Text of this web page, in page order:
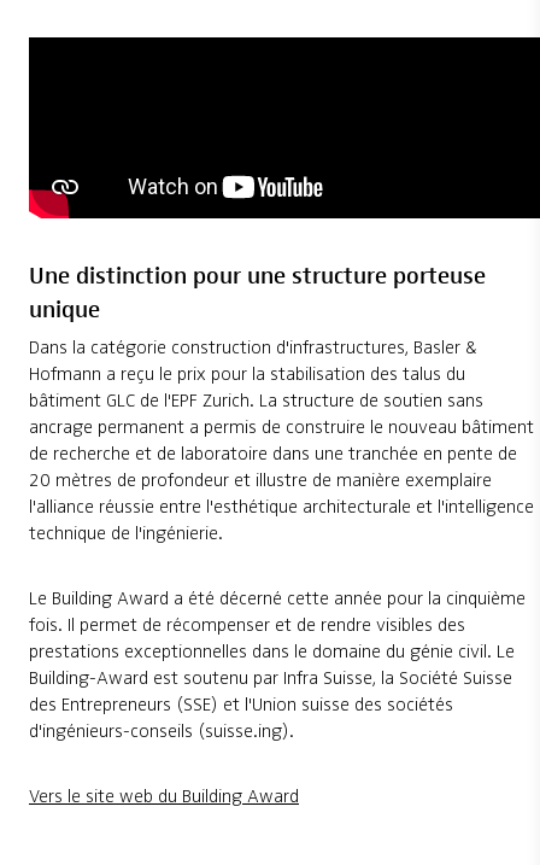
Une distinction pour une structure porteuse
unique
Dans la catégorie construction d'infrastructures, Basler &
Hofmann a reçu le prix pour la stabilisation des talus du
bâtiment GLC de l'EPF Zurich. La structure de soutien sans
ancrage permanent a permis de construire le nouveau bâtiment
de recherche et de laboratoire dans une tranchée en pente de
20 mètres de profondeur et illustre de manière exemplaire
l'alliance réussie entre l'esthétique architecturale et l'intelligence
technique de l'ingénierie.
Le Building Award a été décerné cette année pour la cinquième
fois. Il permet de récompenser et de rendre visibles des
prestations exceptionnelles dans le domaine du génie civil. Le
Building-Award est soutenu par Infra Suisse, la Société Suisse
des Entrepreneurs (SSE) et l'Union suisse des sociétés
d'ingénieurs-conseils (suisse.ing).
Vers le site web du Building Award